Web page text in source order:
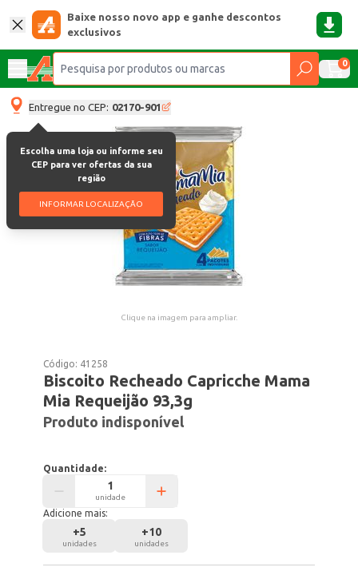
Baixe nosso novo app e ganhe descontos
exclusivos
0
Entregue no CEP: 02170-901
Escolha uma loja ou informe seu
CEP para ver ofertas da sua
região
INFORMAR LOCALIZAÇÃO
Clique na imagem para ampliar.
Código: 41258
Biscoito Recheado Capricche Mama
Mia Requeijão 93,3g
Produto indisponível
Quantidade:
unidade
Adicione mais:
+5
unidades
+10
unidades